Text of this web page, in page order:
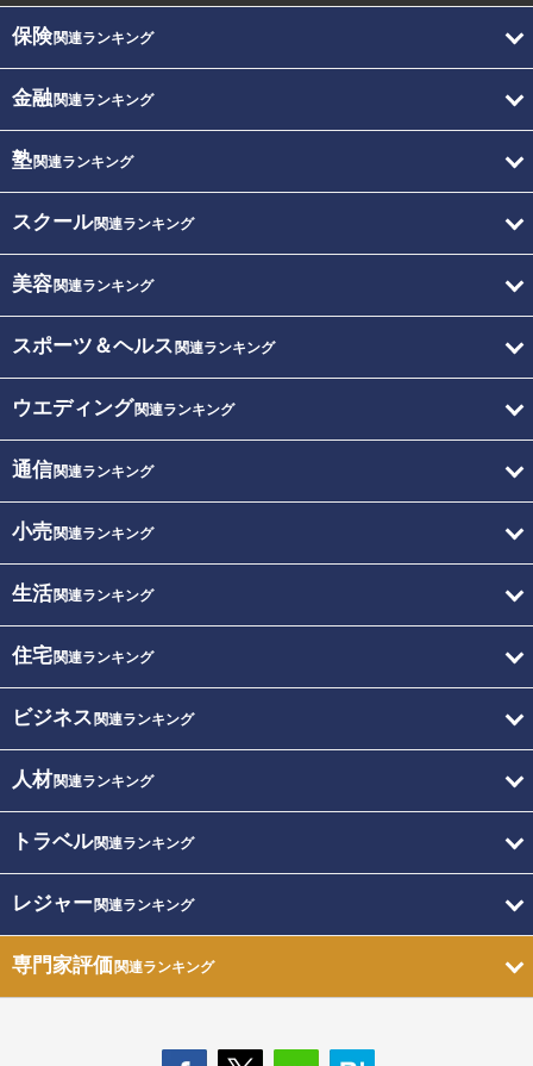
保険関連ランキング
金融関連ランキング
塾関連ランキング
スクール関連ランキング
美容関連ランキング
スポーツ＆ヘルス 関連ランキング
ウエディング関連ランキング
通信関連ランキング
小売関連ランキング
生活関連ランキング
住宅関連ランキング
ビジネス 関連ランキング
人材関連ランキング
トラベル関連ランキング
レジャー関連ランキング
専門家評価関連ランキング